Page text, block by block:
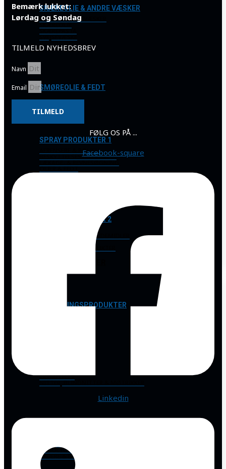
SKÆREOLIE & ANDRE VÆSKER
BORE- & SKÆREVÆSKER
SKÆREOLIE
SKÆREPASTA
SVEJSEVÆSKE
SMØREOLIE & FEDT
SPRAY PRODUKTER 1
AFRENSERE & POLISH
BESKYTTELSESPRODUKTER
LÆKAGE- & REVNESØGNING
OLIER & FEDT
SPRAY PRODUKTER 2
SILIKONE, SLIP- & GLIDEMIDLER
ØVRIGE SPRAYPRODUKTER
AFTØRRINGSPRODUKTER
KRYMPEFLEX
NITTER, BLINDNITTER & MØTRIKKER
HÅNDLYGTER & PANDELAMPER
LADERE & BOOSTERE
Bemærk lukket:
Lørdag og Søndag
TILMELD NYHEDSBREV
Navn
Email
TILMELD
FØLG OS PÅ ...
Facebook-square
Linkedin